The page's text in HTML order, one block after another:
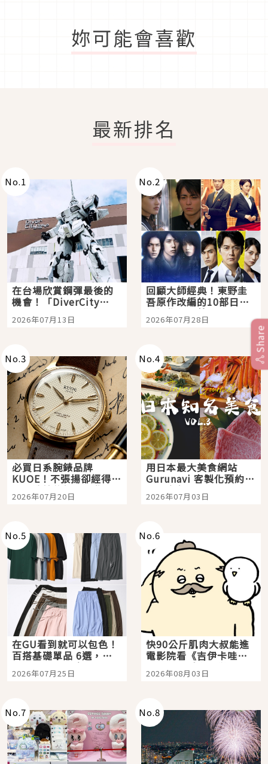
妳可能會喜歡
最新排名
No.1
在台場欣賞鋼彈最後的
機會！「DiverCity
Tokyo Plaza」搭船、
購物、美食及夜景，一
2026年07月13日
No.2
回顧大師經典！東野圭
吾原作改編的10部日本
影視作品推薦
2026年07月28日
No.3
必買日系腕錶品牌
KUOE！不張揚卻經得起
時間洗鍊的經典之作五
選
2026年07月20日
No.4
用日本最大美食網站
Gurunavi 客製化預約九
大都市餐廳，打造專屬
美食體驗！
2026年07月03日
No.5
在GU看到就可以包色！
百搭基礎單品 6選，閉
眼全收也不心疼
2026年07月25日
No.6
快90公斤肌肉大叔能進
電影院看《吉伊卡哇》
嗎？日本重金屬樂團
「打首」會長與nagano
2026年08月03日
No.7 No.8
Share